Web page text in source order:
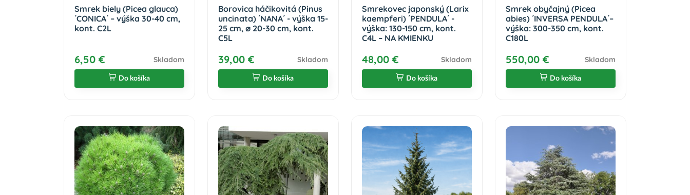
Smrek biely (Picea glauca)
´CONICA´ – výška 30-40 cm,
kont. C2L
6,50 € Skladom
Do košíka
Borovica háčikovitá (Pinus
uncinata) ´NANA´ - výška 15-
25 cm, ⌀ 20-30 cm, kont.
C5L
39,00 € Skladom
Do košíka
Smrekovec japonský (Larix
kaempferi) ´PENDULA´ -
výška: 130-150 cm, kont.
C4L – NA KMIENKU
48,00 € Skladom
Do košíka
Smrek obyčajný (Picea
abies) ´INVERSA PENDULA´–
výška: 300-350 cm, kont.
C180L
550,00 € Skladom
Do košíka